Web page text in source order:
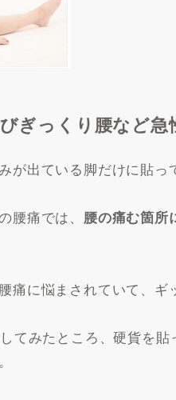
ぎっくり腰など急
が出ている脚だけに貼っ
腰痛では、 腰の痛む箇所
痛に悩まされていて、ギ
てみたところ、硬貨を